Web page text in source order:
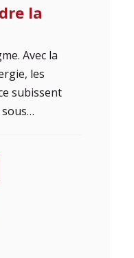
la
Avec la
les
subissent
sous…